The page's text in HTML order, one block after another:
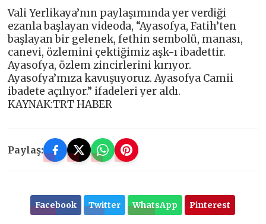
Vali Yerlikaya’nın paylaşımında yer verdiği
ezanla başlayan videoda, “Ayasofya, Fatih’ten
başlayan bir gelenek, fethin sembolü, manası,
canevi, özlemini çektiğimiz aşk-ı ibadettir.
Ayasofya, özlem zincirlerini kırıyor.
Ayasofya’mıza kavuşuyoruz. Ayasofya Camii
ibadete açılıyor.” ifadeleri yer aldı.
KAYNAK:TRT HABER
Paylaş:
Facebook Twitter WhatsApp Pinterest